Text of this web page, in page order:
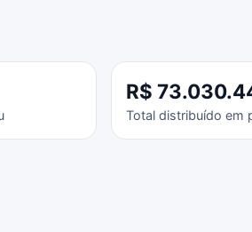
R$
Total distribuído em